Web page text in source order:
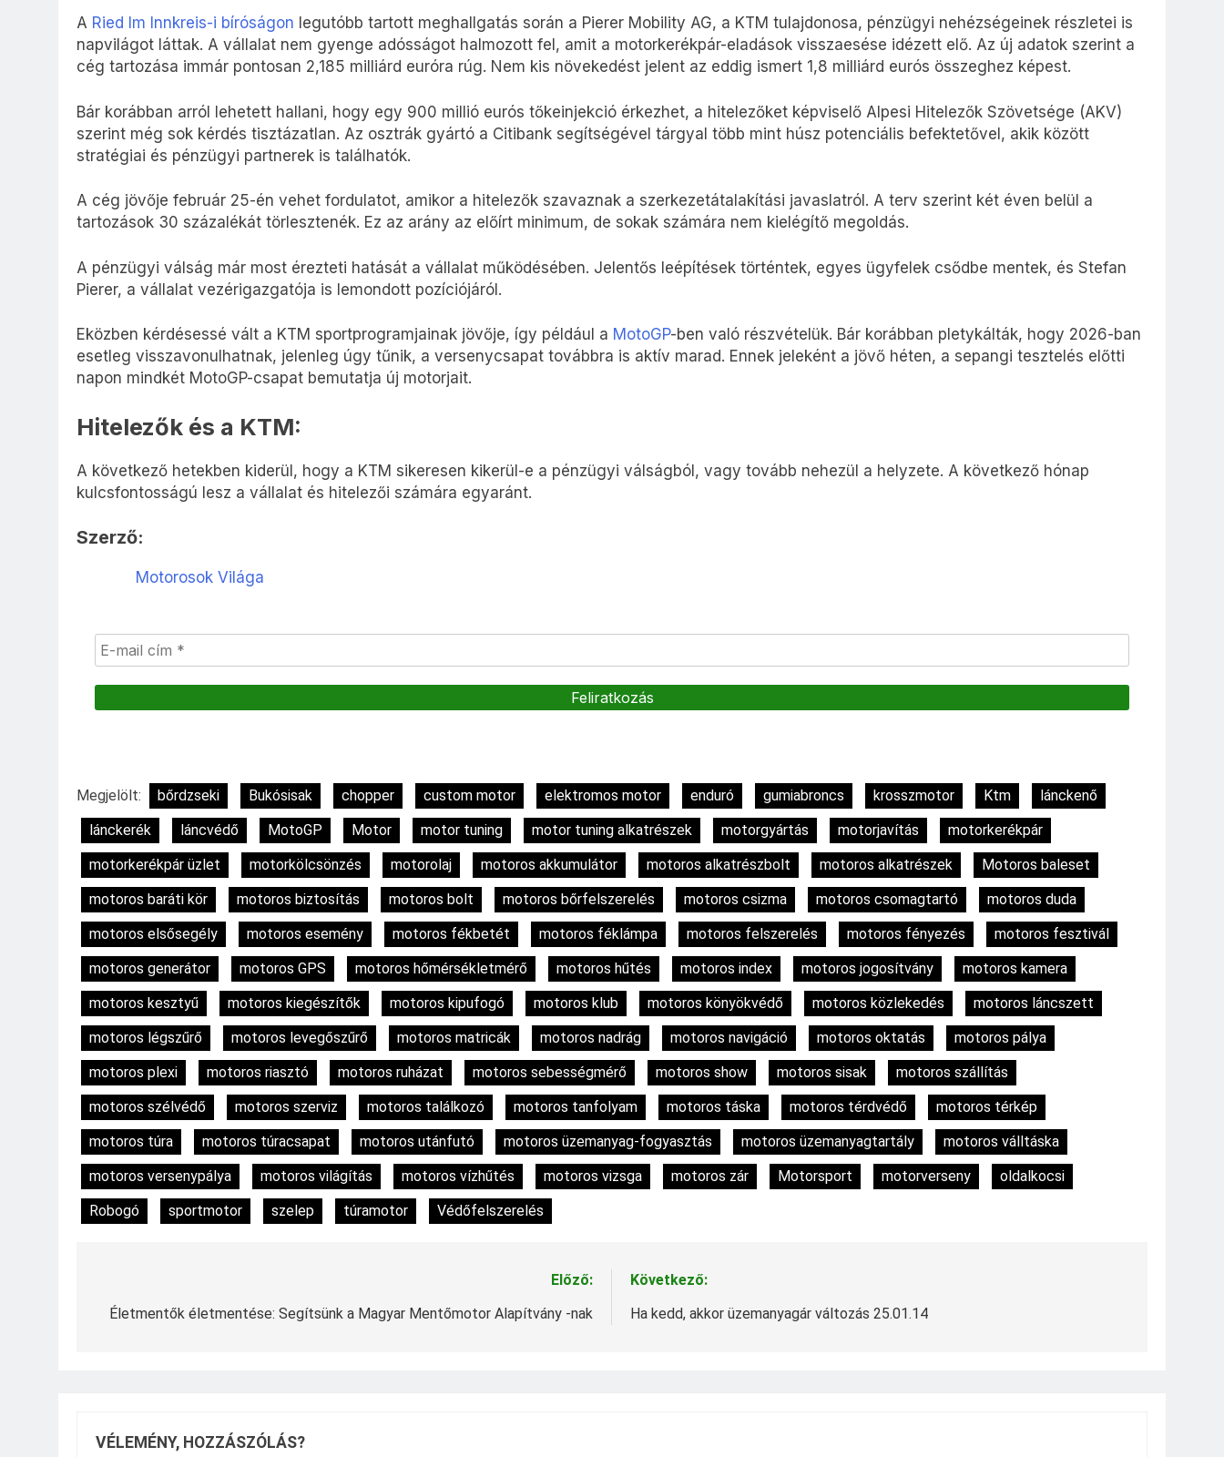
A Ried Im Innkreis-i bíróságon legutóbb tartott meghallgatás során a Pierer Mobility AG, a KTM tulajdonosa, pénzügyi nehézségeinek részletei is
napvilágot láttak. A vállalat nem gyenge adósságot halmozott fel, amit a motorkerékpár-eladások visszaesése idézett elő. Az új adatok szerint a
cég tartozása immár pontosan 2,185 milliárd euróra rúg. Nem kis növekedést jelent az eddig ismert 1,8 milliárd eurós összeghez képest.
Bár korábban arról lehetett hallani, hogy egy 900 millió eurós tőkeinjekció érkezhet, a hitelezőket képviselő Alpesi Hitelezők Szövetsége (AKV)
szerint még sok kérdés tisztázatlan. Az osztrák gyártó a Citibank segítségével tárgyal több mint húsz potenciális befektetővel, akik között
stratégiai és pénzügyi partnerek is találhatók.
A cég jövője február 25-én vehet fordulatot, amikor a hitelezők szavaznak a szerkezetátalakítási javaslatról. A terv szerint két éven belül a
tartozások 30 százalékát törlesztenék. Ez az arány az előírt minimum, de sokak számára nem kielégítő megoldás.
A pénzügyi válság már most érezteti hatását a vállalat működésében. Jelentős leépítések történtek, egyes ügyfelek csődbe mentek, és Stefan
Pierer, a vállalat vezérigazgatója is lemondott pozíciójáról.
Eközben kérdésessé vált a KTM sportprogramjainak jövője, így például a MotoGP-ben való részvételük. Bár korábban pletykálták, hogy 2026-ban
esetleg visszavonulhatnak, jelenleg úgy tűnik, a versenycsapat továbbra is aktív marad. Ennek jeleként a jövő héten, a sepangi tesztelés előtti
napon mindkét MotoGP-csapat bemutatja új motorjait.
Hitelezők és a KTM:
A következő hetekben kiderül, hogy a KTM sikeresen kikerül-e a pénzügyi válságból, vagy tovább nehezül a helyzete. A következő hónap
kulcsfontosságú lesz a vállalat és hitelezői számára egyaránt.
Szerző:
Motorosok Világa
Megjelölt: bőrdzseki Bukósisak chopper custom motor elektromos motor enduró gumiabroncs krosszmotor Ktm
lánckenő
lánckerék
láncvédő MotoGP Motor motor tuning motor tuning alkatrészek motorgyártás motorjavítás
motorkerékpár
motorkerékpár üzlet
motorkölcsönzés motorolaj motoros akkumulátor motoros alkatrészbolt motoros alkatrészek
Motoros baleset
motoros baráti kör
motoros biztosítás motoros bolt motoros bőrfelszerelés motoros csizma motoros csomagtartó
motoros duda
motoros elsősegély
motoros esemény motoros fékbetét motoros féklámpa motoros felszerelés motoros fényezés
motoros fesztivál
motoros generátor
motoros GPS motoros hőmérsékletmérő motoros hűtés motoros index motoros jogosítvány
motoros kamera
motoros kesztyű
motoros kiegészítők motoros kipufogó motoros klub motoros könyökvédő motoros közlekedés
motoros láncszett
motoros légszűrő
motoros levegőszűrő motoros matricák motoros nadrág motoros navigáció motoros oktatás
motoros pálya
motoros plexi
motoros riasztó motoros ruházat motoros sebességmérő motoros show motoros sisak
motoros szállítás
motoros szélvédő
motoros szerviz motoros találkozó motoros tanfolyam motoros táska motoros térdvédő
motoros térkép
motoros túra
motoros túracsapat motoros utánfutó motoros üzemanyag-fogyasztás motoros üzemanyagtartály
motoros válltáska
motoros versenypálya
motoros világítás motoros vízhűtés motoros vizsga motoros zár Motorsport motorverseny
oldalkocsi
Robogó
sportmotor szelep túramotor Védőfelszerelés
navigáció
Előző:
Életmentők életmentése: Segítsünk a Magyar Mentőmotor Alapítvány -nak
Következő:
Ha kedd, akkor üzemanyagár változás 25.01.14
VÉLEMÉNY, HOZZÁSZÓLÁS?